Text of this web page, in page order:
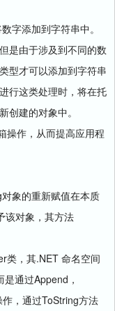
字添加到字符串中。
是由于涉及到不同的数
型才可以添加到字符串
行这类处理时，将在托
创建的对象中。
操作，从而提高应用程
对象的重新赋值在本质
该对象，其方法
类，其.NET 命名空间
是通过Append ，
，通过ToString方法